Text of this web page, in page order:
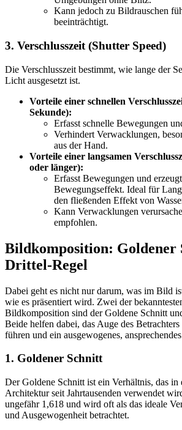
Kann jedoch zu Bildrauschen
beeinträchtigt.
3. Verschlusszeit (Shutter Speed)
Die Verschlusszeit bestimmt, wie lange der
Licht ausgesetzt ist.
Vorteile einer schnellen
Sekunde):
Erfasst schnelle Bewegungen
Verhindert Verwacklungen,
aus der Hand.
Vorteile einer langsamen
oder länger):
Erfasst Bewegungen und
Bewegungseffekt. Ideal für
den fließenden Effekt von
Kann Verwacklungen
empfohlen.
Bildkomposition: Goldener
Drittel-Regel
Dabei geht es nicht nur darum, was im Bild
wie es präsentiert wird. Zwei der
Bildkomposition sind der Goldene Schnitt
Beide helfen dabei, das Auge des
führen und ein ausgewogenes,
1. Goldener Schnitt
Der Goldene Schnitt ist ein Verhältnis, das in
Architektur seit Jahrtausenden verwendet
ungefähr 1,618 und wird oft als das ideale
und Ausgewogenheit betrachtet.